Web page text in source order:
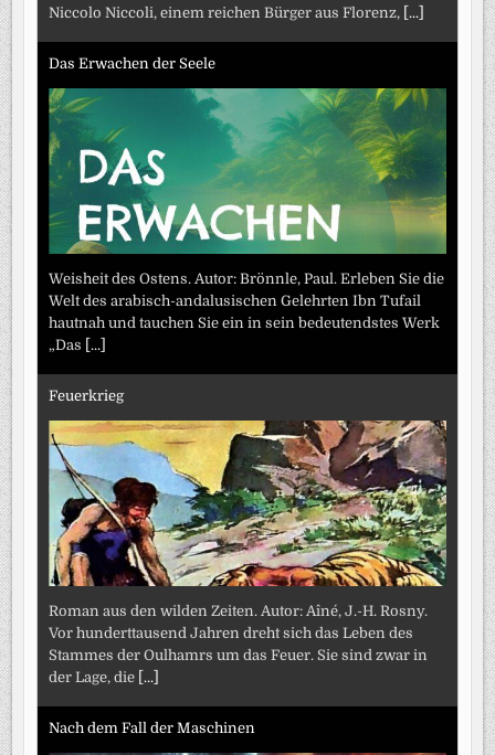
Niccolo Niccoli, einem reichen Bürger aus Florenz, [...]
Das Erwachen der Seele
Weisheit des Ostens. Autor: Brönnle, Paul. Erleben Sie die
Welt des arabisch-andalusischen Gelehrten Ibn Tufail
hautnah und tauchen Sie ein in sein bedeutendstes Werk
„Das [...]
Feuerkrieg
Roman aus den wilden Zeiten. Autor: Aîné, J.-H. Rosny.
Vor hunderttausend Jahren dreht sich das Leben des
Stammes der Oulhamrs um das Feuer. Sie sind zwar in
der Lage, die [...]
Nach dem Fall der Maschinen